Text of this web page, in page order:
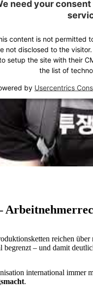
need your
content is not permitted
not disclosed to the
setup the site with their
the list of
by Usercentrics
reichen
– und damit
international immer
.